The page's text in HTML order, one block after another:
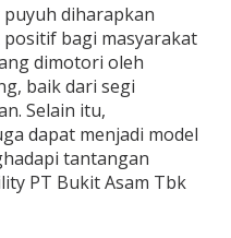
diharapkan
bagi masyarakat
dimotori oleh
baik dari segi
Selain itu,
dapat menjadi model
tantangan
PT Bukit Asam Tbk